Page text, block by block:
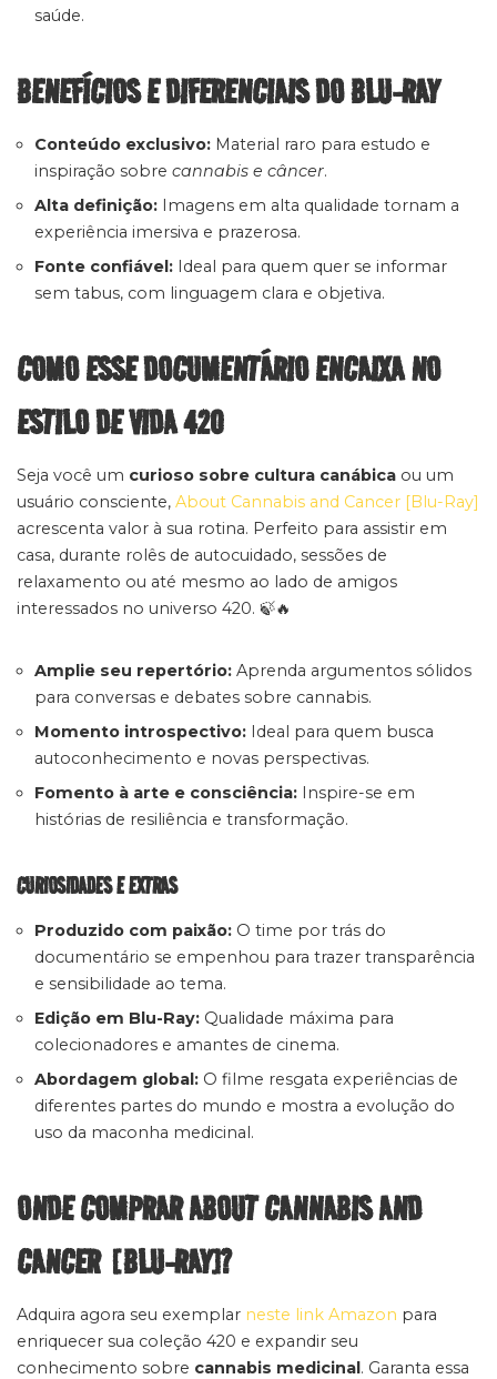
saúde.
BENEFÍCIOS E DIFERENCIAIS DO BLU-RAY
Conteúdo exclusivo: Material raro para estudo e
inspiração sobre cannabis e câncer.
Alta definição: Imagens em alta qualidade tornam a
experiência imersiva e prazerosa.
Fonte confiável: Ideal para quem quer se informar
sem tabus, com linguagem clara e objetiva.
COMO ESSE DOCUMENTÁRIO ENCAIXA NO
ESTILO DE VIDA 420
Seja você um curioso sobre cultura canábica ou um
usuário consciente, About Cannabis and Cancer [Blu-Ray]
acrescenta valor à sua rotina. Perfeito para assistir em
casa, durante rolês de autocuidado, sessões de
relaxamento ou até mesmo ao lado de amigos
interessados no universo 420. 🍃🔥
Amplie seu repertório: Aprenda argumentos sólidos
para conversas e debates sobre cannabis.
Momento introspectivo: Ideal para quem busca
autoconhecimento e novas perspectivas.
Fomento à arte e consciência: Inspire-se em
histórias de resiliência e transformação.
CURIOSIDADES E EXTRAS
Produzido com paixão: O time por trás do
documentário se empenhou para trazer transparência
e sensibilidade ao tema.
Edição em Blu-Ray: Qualidade máxima para
colecionadores e amantes de cinema.
Abordagem global: O filme resgata experiências de
diferentes partes do mundo e mostra a evolução do
uso da maconha medicinal.
ONDE COMPRAR ABOUT CANNABIS AND
CANCER [BLU-RAY]?
Adquira agora seu exemplar neste link Amazon para
enriquecer sua coleção 420 e expandir seu
conhecimento sobre cannabis medicinal. Garanta essa